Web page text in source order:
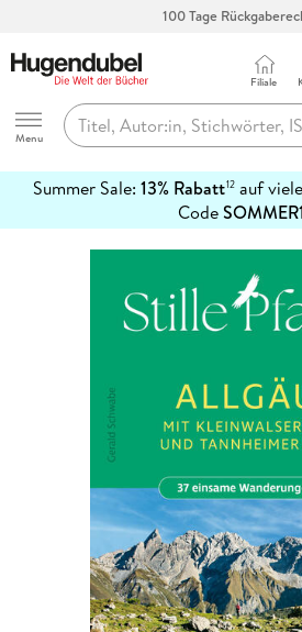
100 Tage
Hugendubel
Menu
Filiale
Summer Sale: 13% Rabatt12auf
Code
erfahren